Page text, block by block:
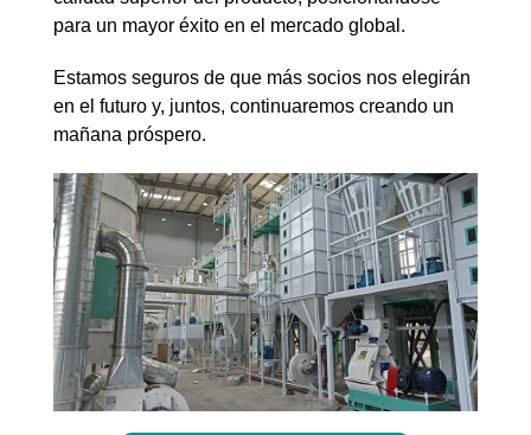
para un mayor éxito en el mercado global.
Estamos seguros de que más socios nos elegirán
en el futuro y, juntos, continuaremos creando un
mañana próspero.